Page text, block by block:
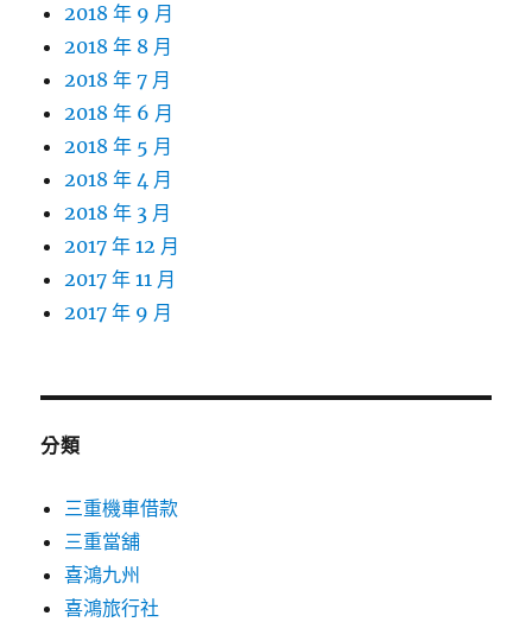
2018 年 9 月
2018 年 8 月
2018 年 7 月
2018 年 6 月
2018 年 5 月
2018 年 4 月
2018 年 3 月
2017 年 12 月
2017 年 11 月
2017 年 9 月
分類
三重機車借款
三重當舖
喜鴻九州
喜鴻旅行社